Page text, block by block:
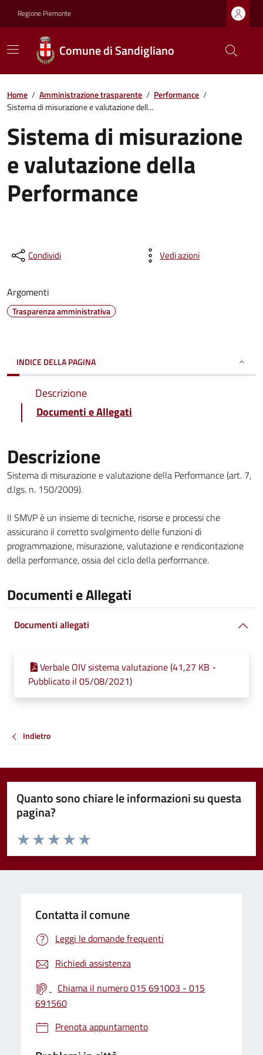
Regione Piemonte
Comune di Sandigliano
Home / Amministrazione trasparente / Performance /
Sistema di misurazione e valutazione dell...
Sistema di misurazione
e valutazione della
Performance
Condividi Vedi azioni
Argomenti
Trasparenza amministrativa
INDICE DELLA PAGINA
Descrizione
Documenti e Allegati
Descrizione
Sistema di misurazione e valutazione della Performance (art. 7,
d.lgs. n. 150/2009).
Il SMVP è un insieme di tecniche, risorse e processi che
assicurano il corretto svolgimento delle funzioni di
programmazione, misurazione, valutazione e rendicontazione
della performance, ossia del ciclo della performance.
Documenti e Allegati
Documenti allegati
Verbale OIV sistema valutazione (41,27 KB -
Pubblicato il 05/08/2021)
Indietro
Quanto sono chiare le informazioni su questa
pagina?
Valuta da 1 a 5 stelle la pagina
Valuta 5 stelle su 5
Valuta 4 stelle su 5
Valuta 3 stelle su 5
Valuta 2 stelle su 5
Valuta 1 stelle su 5
Contatta il comune
Leggi le domande frequenti
Richiedi assistenza
Chiama il numero 015 691003 - 015
691560
Prenota appuntamento